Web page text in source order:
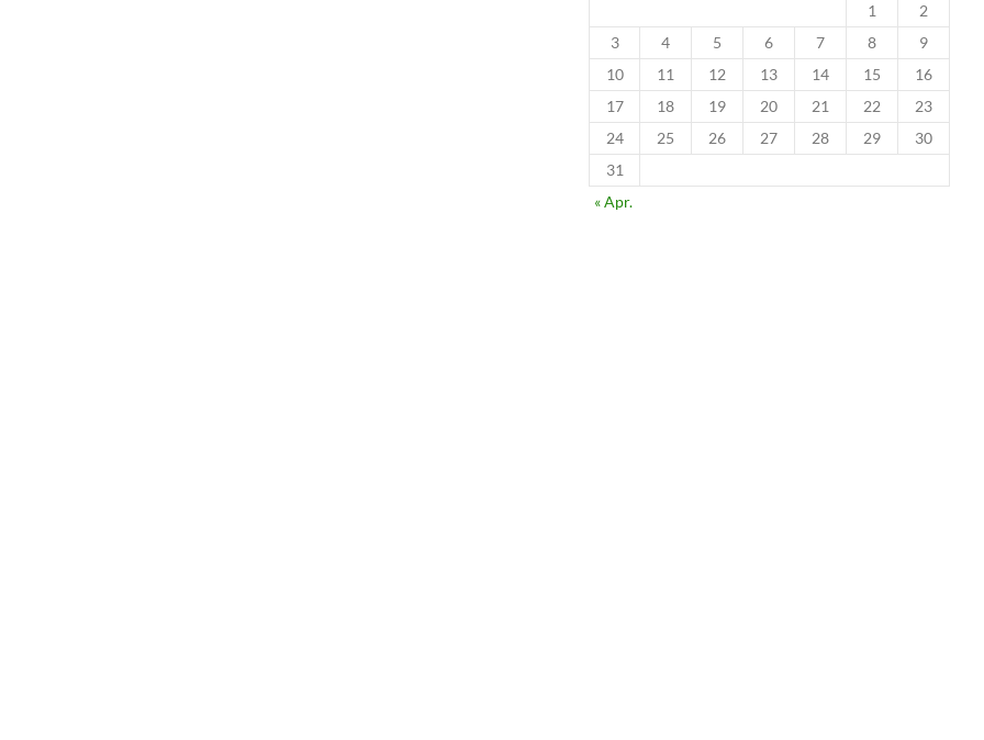
1
2
3
4 5 6 7 8
9
10
11 12 13 14 15
16
17
18 19 20 21 22
23
24
25 26 27 28 29
30
31
« Apr.